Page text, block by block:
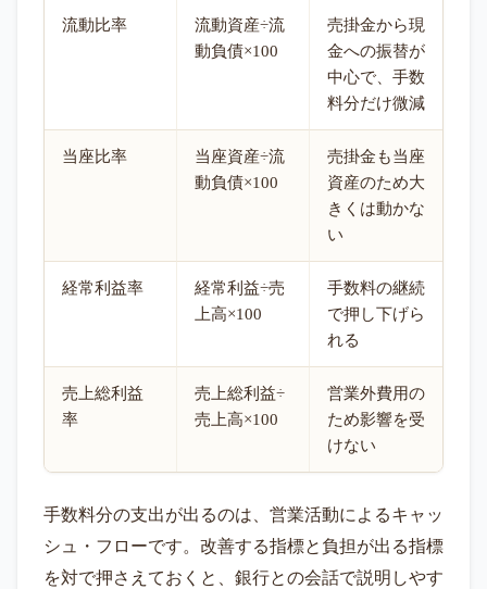
流動比率
流動資産÷流
動負債×100
売掛金から現
金への振替が
中心で、手数
料分だけ微減
当座比率
当座資産÷流
動負債×100
売掛金も当座
資産のため大
きくは動かな
い
経常利益率
経常利益÷売
上高×100
手数料の継続
で押し下げら
れる
売上総利益
率
売上総利益÷
売上高×100
営業外費用の
ため影響を受
けない
手数料分の支出が出るのは、営業活動によるキャッ
シュ・フローです。改善する指標と負担が出る指標
を対で押さえておくと、銀行との会話で説明しやす